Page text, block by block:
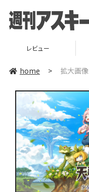
レビュー
home > 拡大画像